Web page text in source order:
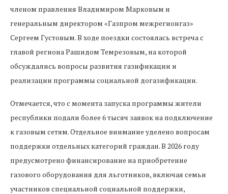
членом правления Владимиром Марковым и
генеральным директором «Газпром межрегионгаз»
Сергеем Густовым. В ходе поездки состоялась встреча с
главой региона Рашидом Темрезовым, на которой
обсуждались вопросы развития газификации и
реализации программы социальной догазификации.
Отмечается, что с момента запуска программы жители
республики подали более 6 тысяч заявок на подключение
к газовым сетям. Отдельное внимание уделено вопросам
поддержки отдельных категорий граждан. В 2026 году
предусмотрено финансирование на приобретение
газового оборудования для льготников, включая семьи
участников специальной социальной поддержки,